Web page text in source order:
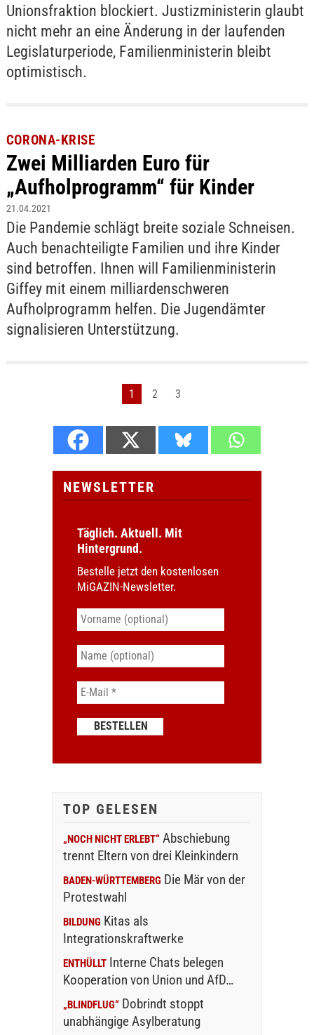
Unionsfraktion blockiert. Justizministerin glaubt
nicht mehr an eine Änderung in der laufenden
Legislaturperiode, Familienministerin bleibt
optimistisch.
CORONA-KRISE
Zwei Milliarden Euro für
„Aufholprogramm“ für Kinder
21.04.2021
Die Pandemie schlägt breite soziale Schneisen.
Auch benachteiligte Familien und ihre Kinder
sind betroffen. Ihnen will Familienministerin
Giffey mit einem milliardenschweren
Aufholprogramm helfen. Die Jugendämter
signalisieren Unterstützung.
1 2 3
NEWSLETTER
Täglich. Aktuell. Mit
Hintergrund.
Bestelle jetzt den kostenlosen
MiGAZIN-Newsletter.
TOP GELESEN
„NOCH NICHT ERLEBT“ Abschiebung
trennt Eltern von drei Kleinkindern
BADEN-WÜRTTEMBERG Die Mär von der
Protestwahl
BILDUNG Kitas als
Integrationskraftwerke
ENTHÜLLT Interne Chats belegen
Kooperation von Union und AfD…
„BLINDFLUG“ Dobrindt stoppt
unabhängige Asylberatung